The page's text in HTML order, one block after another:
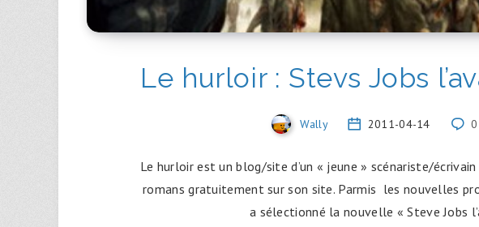
Le hurloir : Stevs Jobs
Wally 2011-04-14 0
Le hurloir est un blog/site d’un « jeune » scénariste/
romans gratuitement sur son site. Parmis les nouvelles
a sélectionné la nouvelle « Steve Jobs